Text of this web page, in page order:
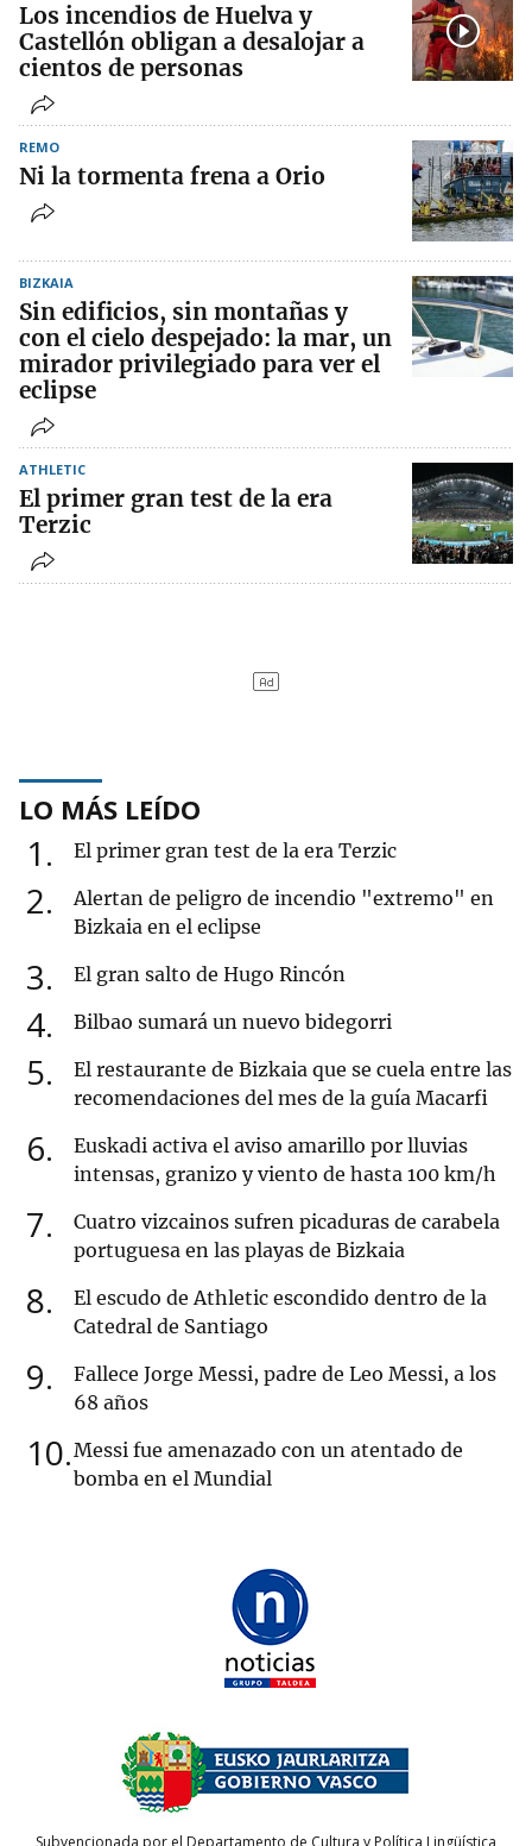
Los incendios de Huelva y
Castellón obligan a desalojar a
cientos de personas
REMO
Ni la tormenta frena a Orio
BIZKAIA
Sin edificios, sin montañas y
con el cielo despejado: la mar, un
mirador privilegiado para ver el
eclipse
ATHLETIC
El primer gran test de la era
Terzic
LO MÁS LEÍDO
1 El primer gran test de la era Terzic
2
Alertan de peligro de incendio "extremo" en
Bizkaia en el eclipse
3 El gran salto de Hugo Rincón
4 Bilbao sumará un nuevo bidegorri
5
El restaurante de Bizkaia que se cuela entre las
recomendaciones del mes de la guía Macarfi
6
Euskadi activa el aviso amarillo por lluvias
intensas, granizo y viento de hasta 100 km/h
7
Cuatro vizcainos sufren picaduras de carabela
portuguesa en las playas de Bizkaia
8
El escudo de Athletic escondido dentro de la
Catedral de Santiago
9
Fallece Jorge Messi, padre de Leo Messi, a los
68 años
10 Messi fue amenazado con un atentado de
bomba en el Mundial